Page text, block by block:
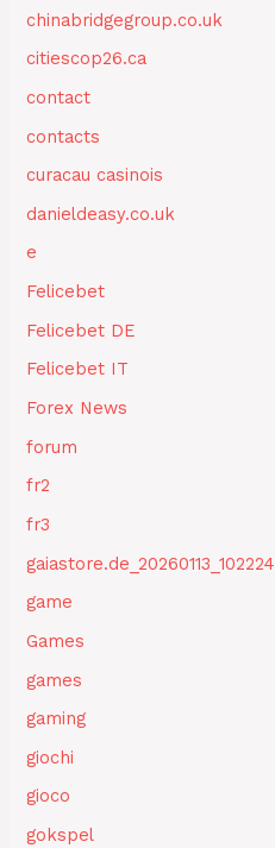
chinabridgegroup.co.uk
citiescop26.ca
contact
contacts
curacau casinois
danieldeasy.co.uk
e
Felicebet
Felicebet DE
Felicebet IT
Forex News
forum
fr2
fr3
gaiastore.de_20260113_102224
game
Games
games
gaming
giochi
gioco
gokspel